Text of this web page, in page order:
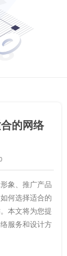
的网络
象、推广产品
何选择适合的
本文将为您提
服务和设计方